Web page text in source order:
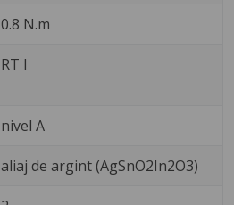
0.8 N.m
RT I
nivel A
aliaj de argint (AgSnO2In2O3)